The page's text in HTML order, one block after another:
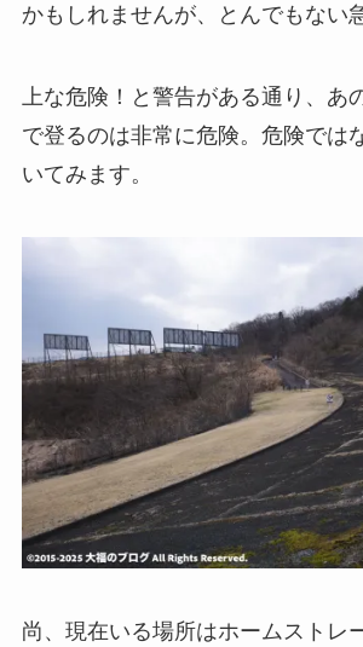
かもしれませんが、とんでもない
上な危険！と警告がある通り、あ
で登るのは非常に危険。危険では
いてみます。
尚、現在いる場所はホームストレ